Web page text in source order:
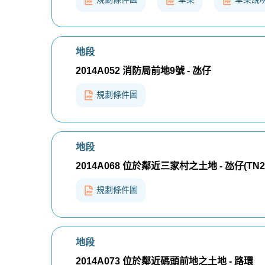
地段
2014A052 消防局前地9號 - 氹仔
規劃條件圖
地段
2014A068 位於鄰近三家村之土地 - 氹仔
規劃條件圖
地段
2014A073 位於鄰近碼頭前地之土地 - 路環